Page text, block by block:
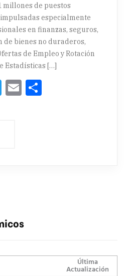
millones de puestos
especialmente
en finanzas, seguros,
de bienes no duraderos,
de Empleo y Rotación
Estadísticas […]
Twitter
Email